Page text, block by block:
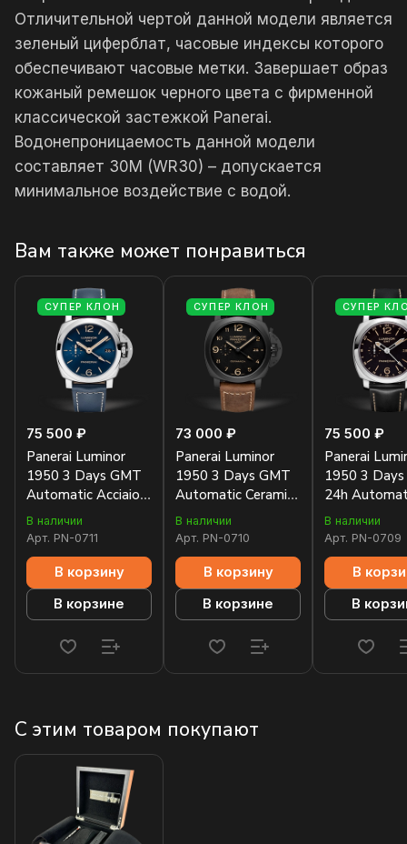
Отличительной чертой данной модели является
зеленый циферблат, часовые индексы которого
обеспечивают часовые метки. Завершает образ
кожаный ремешок черного цвета с фирменной
классической застежкой Panerai.
Водонепроницаемость данной модели
составляет 30М (WR30) – допускается
минимальное воздействие с водой.
Вам также может понравиться
СУПЕР КЛОН
75 500 ₽
Panerai Luminor
1950 3 Days GMT
Automatic Acciaio
Boutique Blue
42mm PAM00688
В наличии
Арт. PN-0711
В корзину
В корзине
СУПЕР КЛОН
73 000 ₽
Panerai Luminor
1950 3 Days GMT
Automatic Ceramica
44mm PAM00441
В наличии
Арт. PN-0710
В корзину
В корзине
СУПЕР
75 500 ₽
Panerai
1950 3
24h
Acciaio
PAM00531
В наличии
Арт. PN-0709
В
В
С этим товаром покупают